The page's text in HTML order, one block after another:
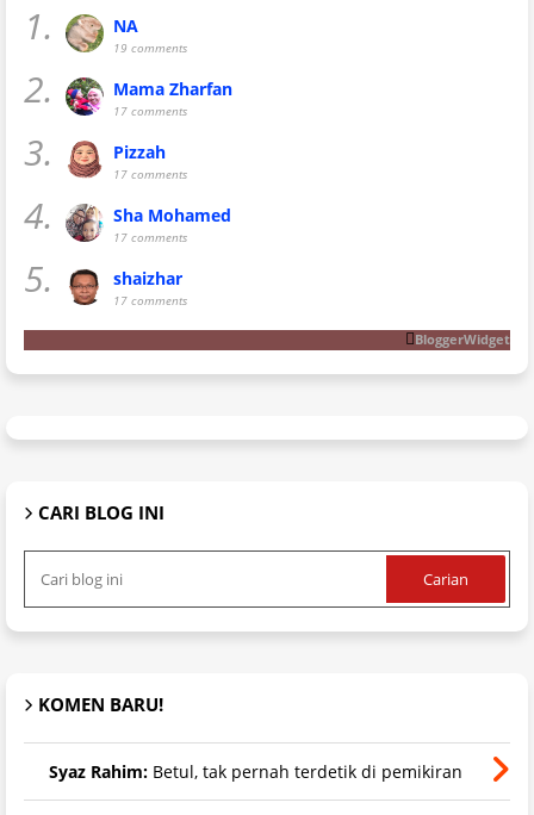
1. NA
19 comments
2. Mama Zharfan
17 comments
3. Pizzah
17 comments
4. Sha Mohamed
17 comments
5. shaizhar
17 comments
BloggerWidget
CARI BLOG INI
KOMEN BARU!
Syaz Rahim: Betul, tak pernah terdetik di pemikiran